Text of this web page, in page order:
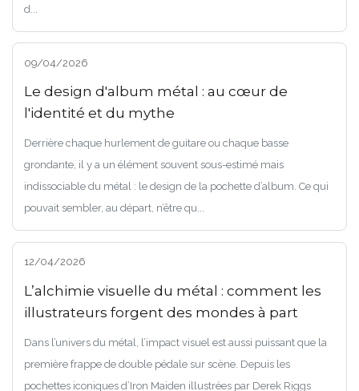
d...
09/04/2026
Le design d'album métal : au cœur de
l'identité et du mythe
Derrière chaque hurlement de guitare ou chaque basse
grondante, il y a un élément souvent sous-estimé mais
indissociable du métal : le design de la pochette d’album. Ce qui
pouvait sembler, au départ, n’être qu...
12/04/2026
L’alchimie visuelle du métal : comment les
illustrateurs forgent des mondes à part
Dans l’univers du métal, l’impact visuel est aussi puissant que la
première frappe de double pédale sur scène. Depuis les
pochettes iconiques d’Iron Maiden illustrées par Derek Riggs